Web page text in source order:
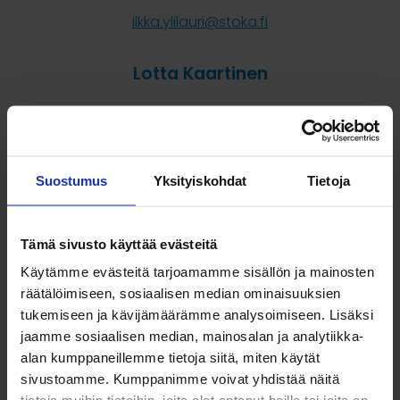
Suostumus Yksityiskohdat Tietoja
Tämä sivusto käyttää evästeitä
Käytämme evästeitä tarjoamamme sisällön ja mainosten
räätälöimiseen, sosiaalisen median ominaisuuksien
tukemiseen ja kävijämäärämme analysoimiseen. Lisäksi
jaamme sosiaalisen median, mainosalan ja analytiikka-
alan kumppaneillemme tietoja siitä, miten käytät
sivustoamme. Kumppanimme voivat yhdistää näitä
ilkka.ylilauri@stoka.fi
Lotta Kaartinen
Laskutus
Laskutus
laskutus@stoka.fi
PDF-muotoisten laskujen vastaanotto: invoice-
22336445@kollektor.fi